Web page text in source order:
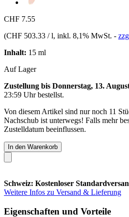
CHF 7.55
(CHF 503.33 / l, inkl. 8,1% MwSt. -
Inhalt: 15 ml
Auf Lager
Zustellung bis Donnerstag, 13.
23:59 Uhrbestellst.
Von diesem Artikel sind nur noch 11
Nachschub ist unterwegs! Falls mehr
Zustelldatum beeinflussen.
In den Warenkorb
Schweiz: Kostenloser
Weitere Infos zu Versand & Lieferung
Eigenschaften und Vorteile